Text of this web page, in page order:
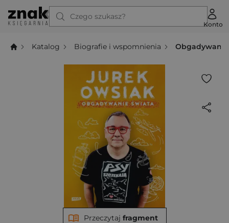
Czego szukasz?
Konto
Katalog Biografie i wspomnienia
Przeczytaj fragment